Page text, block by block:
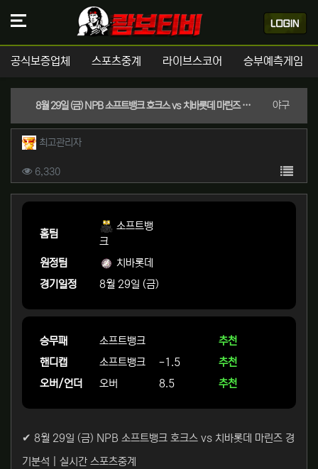
공식보증업체 스포츠중계 라이브스코어 승부예측게임
8월 29일 (금) NPB 소프트뱅크 호크스 vs 치바롯데 마린즈 경기분석 | 실시간 스포츠중계 야구분류
작성자 정보
최고관리자작성
컨텐츠 정보
6,330조회 목록
본문
홈팀
소프트뱅
크
원정팀
치바롯데
경기일정
8월 29일 (금)
승무패 소프트뱅크
추천
핸디캡
소프트뱅크 -1.5
추천
오버/언더
오버 8.5 추천
✔ 8월 29일 (금) NPB 소프트뱅크 호크스 vs 치바롯데 마린즈 경
기분석 | 실시간 스포츠중계